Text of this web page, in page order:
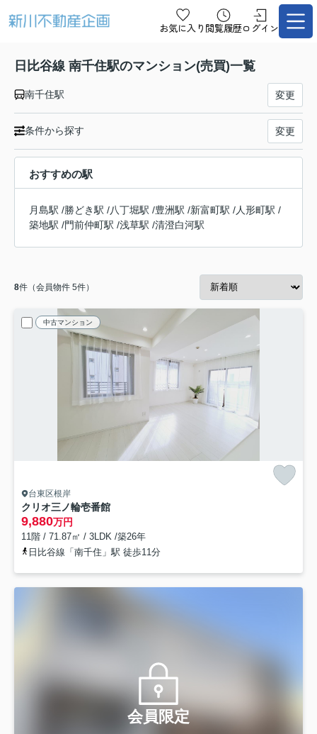
お気に入り 閲覧履歴ログイン
日比谷線 南千住駅のマンション(売買)一覧
南千住駅 変更
条件から探す 変更
おすすめの駅
月島駅 /勝どき駅 /八丁堀駅 /豊洲駅 /新富町駅 /人形町駅 /
築地駅 /門前仲町駅 /浅草駅 /清澄白河駅
8件（会員物件 5件）
中古マンション
台東区根岸
クリオ三ノ輪壱番館
9,880万円
11階 / 71.87㎡ / 3LDK /築26年
日比谷線「南千住」駅 徒歩11分
会員限定